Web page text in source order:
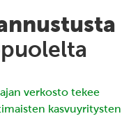
verkosto tekee
kasvuyritysten